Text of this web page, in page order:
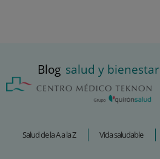
Blog salud y bienestar
Salud de la A a la Z Vida saludable